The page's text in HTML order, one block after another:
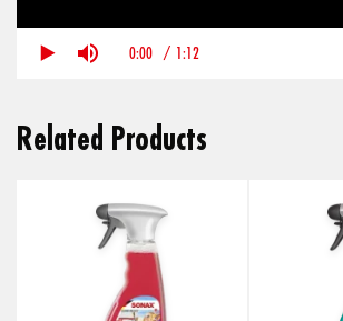
0:00 / 1:12
Related Products